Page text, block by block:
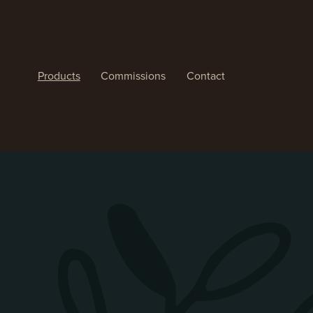
Products Commissions Contact